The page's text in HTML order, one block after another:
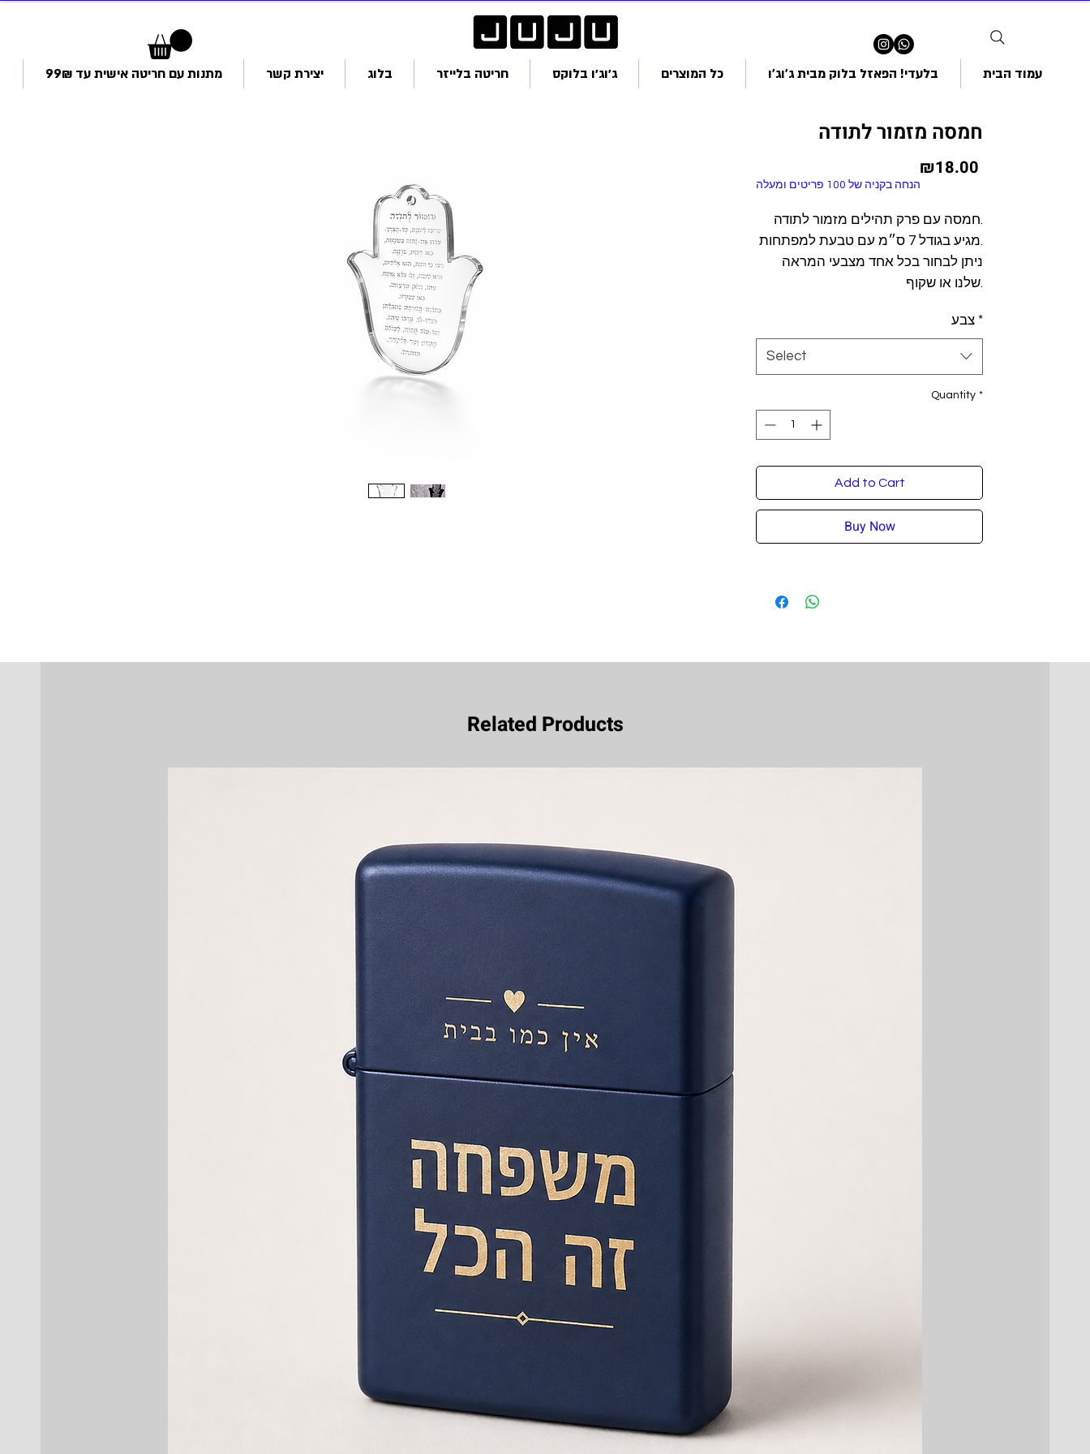
עמוד הבית בלעדי! הפאזל בלוק מבית ג'וג'ו כל המוצרים ג׳וג׳ו בלוקס חריטה בלייזר בלוג יצירת קשר מתנות עם חריטה אישית עד 99₪
חמסה מזמור לתודה
₪18.00
הנחה בקניה של 100 פריטים ומעלה
חמסה עם פרק תהילים מזמור לתודה.
מגיע בגודל 7 ס״מ עם טבעת למפתחות.
ניתן לבחור בכל אחד מצבעי המראה
שלנו או שקוף.
צבע *
Select
Quantity *
Add to Cart
Buy Now
Related Products